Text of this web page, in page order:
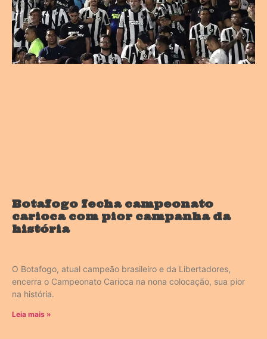
Botafogo fecha campeonato
carioca com pior campanha da
história
O Botafogo, atual campeão brasileiro e da Libertadores,
encerra o Campeonato Carioca na nona colocação, sua pior
na história.
Leia mais »